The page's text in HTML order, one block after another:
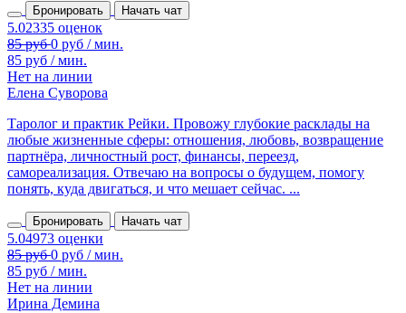
Бронировать Начать чат
85 руб / мин.
Нет на линии
Елена Суворова
Таролог и практик Рейки. Провожу глубокие расклады на
любые жизненные сферы: отношения, любовь, возвращение
партнёра, личностный рост, финансы, переезд,
самореализация. Отвечаю на вопросы о будущем, помогу
понять, куда двигаться, и что мешает сейчас. ...
Бронировать Начать чат
85 руб / мин.
Нет на линии
Ирина Демина